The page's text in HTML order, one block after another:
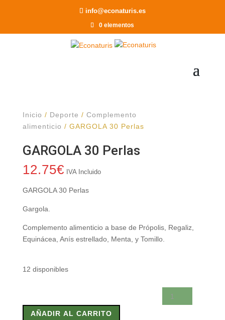
info@econaturis.es
0 elementos
Inicio / Deporte / Complemento
alimenticio / GARGOLA 30 Perlas
GARGOLA 30 Perlas
12.75€ IVA Incluido
GARGOLA 30 Perlas
Gargola.
Complemento alimenticio a base de Própolis, Regaliz,
Equinácea, Anís estrellado, Menta, y Tomillo.
12 disponibles
30
Perlas
AÑADIR AL CARRITO